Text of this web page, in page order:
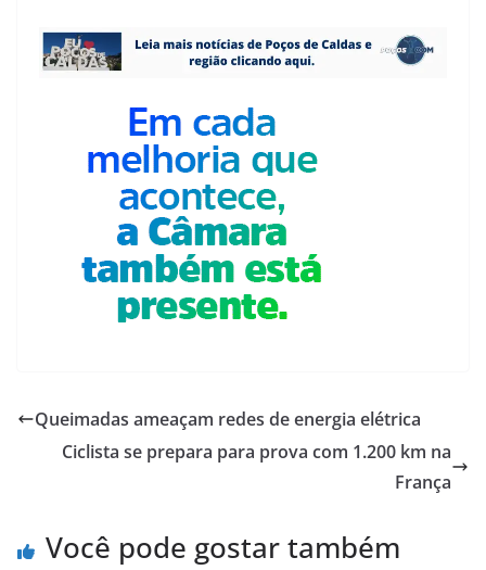
Queimadas ameaçam redes de energia elétrica
Ciclista se prepara para prova com 1.200 km na
França
Você pode gostar também